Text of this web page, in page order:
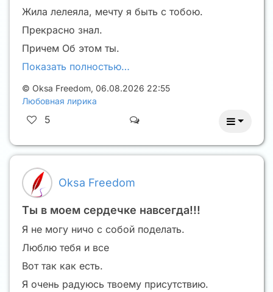
Жила лелеяла, мечту я быть с тобою.
Прекрасно знал.
Причем Об этом ты.
Показать полностью…
© Oksa Freedom, 06.08.2026 22:55
Любовная лирика
5
Oksa Freedom
Ты в моем сердечке навсегда!!!
Я не могу ничо с собой поделать.
Люблю тебя и все
Вот так как есть.
Я очень радуюсь твоему присутствию.